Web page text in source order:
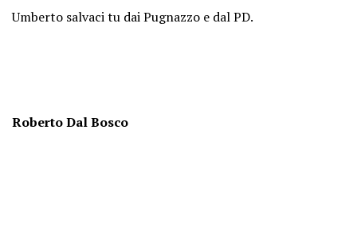
Umberto salvaci tu dai Pugnazzo e dal PD.
Roberto Dal Bosco